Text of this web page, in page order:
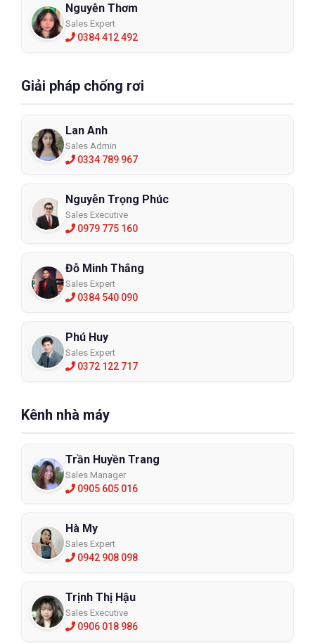
Nguyễn Thơm
Sales Expert
0384 412 492
Giải pháp chống rơi
Lan Anh
Sales Admin
0334 789 967
Nguyễn Trọng Phúc
Sales Executive
0979 775 160
Đỗ Minh Thắng
Sales Expert
0384 540 090
Phú Huy
Sales Expert
0372 122 717
Kênh nhà máy
Trần Huyền Trang
Sales Manager
0905 605 016
Hà My
Sales Expert
0942 908 098
Trịnh Thị Hậu
Sales Executive
0906 018 986